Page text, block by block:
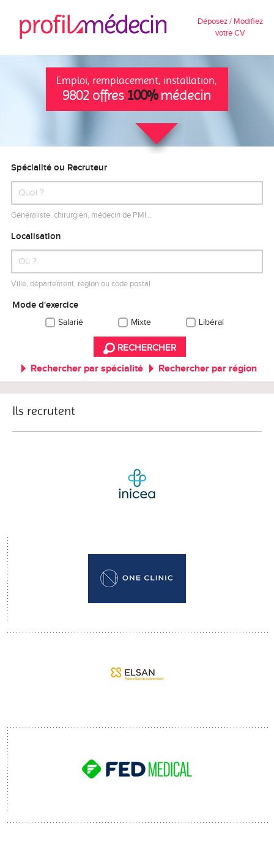
Déposez / Modifiez
votre CV
Emploi, remplacement, installation,
9802 offres 100%médecin
Spécialité ou Recruteur
Généraliste, chirurgien, médecin de PMI…
Localisation
Ville, département, région ou code postal
Mode d'exercice
Salarié Mixte Libéral
RECHERCHER
Rechercher par spécialité Rechercher par région
Ils recrutent